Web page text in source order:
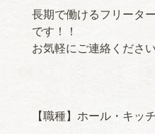
長期で働けるフリータ
です！！
お気軽にご連絡ください
【職種】ホール・キッ